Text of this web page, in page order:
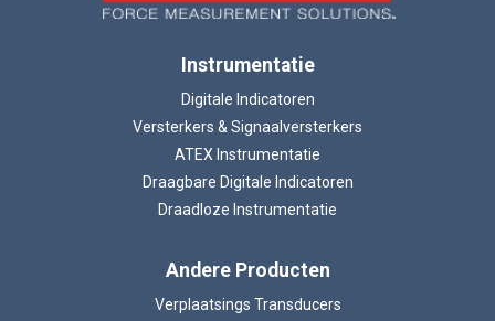
Instrumentatie
Digitale Indicatoren
Versterkers & Signaalversterkers
ATEX Instrumentatie
Draagbare Digitale Indicatoren
Draadloze Instrumentatie
Andere Producten
Verplaatsings Transducers